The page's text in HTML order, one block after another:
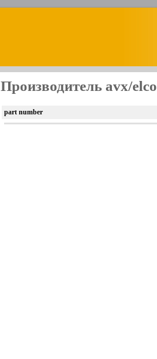
Производитель avx/elco
part number